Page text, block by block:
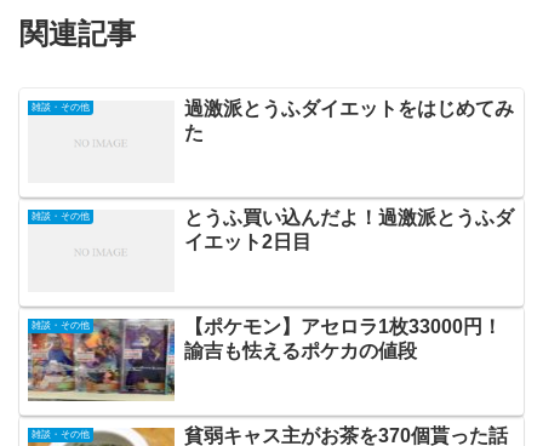
関連記事
雑談・その他
過激派とうふダイエットをはじめてみ
た
雑談・その他
とうふ買い込んだよ！過激派とうふダ
イエット2日目
雑談・その他
【ポケモン】アセロラ1枚33000円！
諭吉も怯えるポケカの値段
雑談・その他
貧弱キャス主がお茶を370個貰った話